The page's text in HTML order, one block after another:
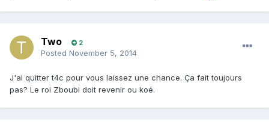
Two 2
Posted November 5, 2014
J'ai quitter t4c pour vous laissez une chance. Ça fait toujours
pas? Le roi Zboubi doit revenir ou koé.